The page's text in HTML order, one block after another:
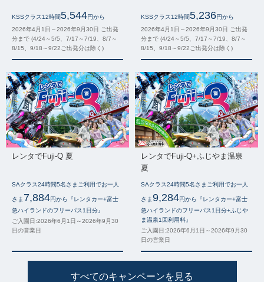
KSSクラス12時間5,544円から
2026年4月1日～2026年9月30日 ご出発
分まで (4/24～5/5、7/17～7/19、8/7～
8/15、9/18～9/22ご出発分は除く)
KSSクラス12時間5,236円から
2026年4月1日～2026年9月30日 ご出発
分まで (4/24～5/5、7/17～7/19、8/7～
8/15、9/18～9/22ご出発分は除く)
レンタでFuji-Q 夏
SAクラス24時間5名さまご利用でお一人
さま 7,884円から『レンタカー+富士
急ハイランドのフリーパス1日分』
ご入園日:2026年6月1日～2026年9月30
日の営業日
レンタでFuji-Q+ふじやま温泉
夏
SAクラス24時間5名さまご利用でお一人
さま9,284円から『レンタカー+富士
急ハイランドのフリーパス1日分+ふじや
ま温泉1回利用料』
ご入園日:2026年6月1日～2026年9月30
日の営業日
すべてのキャンペーンを見る